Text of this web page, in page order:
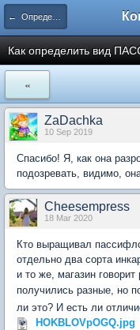
← Определение сортов цитрусовых и других экзотов
Как определить вид
«
ZaDachka
10 Sep 2019
Спасибо! Я, как она
подозревать, видимо,
Cheesempress
18 Mar 2020
Кто выращивал
отдельно два сорта
и то же, магазин
получились разные, но
ли это? И есть ли
HOKBLOVpOGQ.jpg